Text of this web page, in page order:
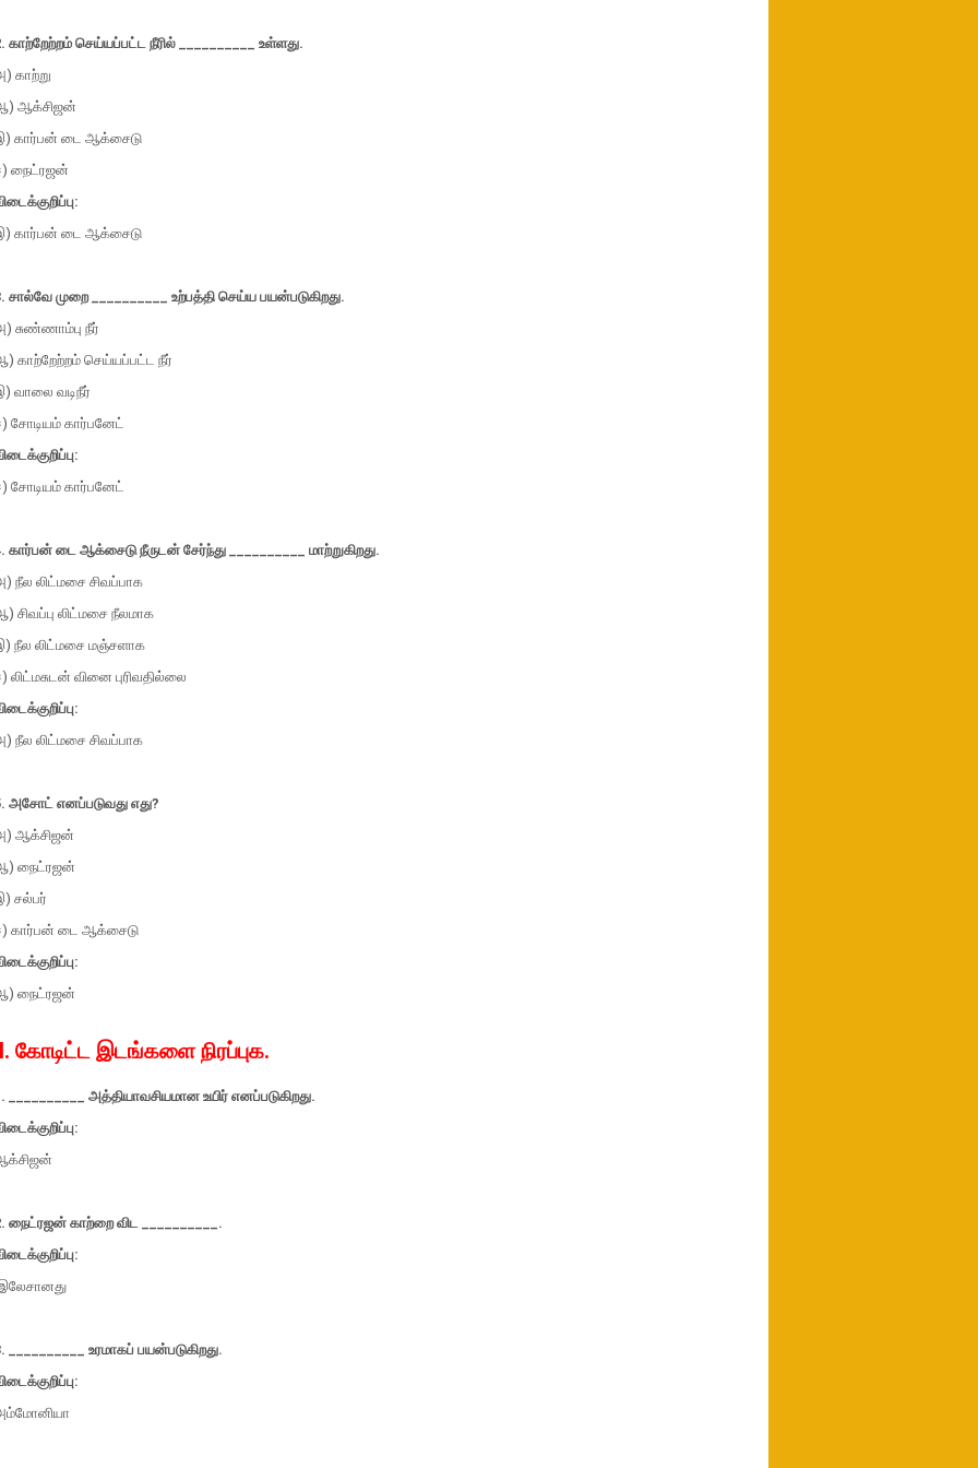
காற்றேற்றம் செய்யப்பட்ட நீரில் __________ உள்ளது.
காற்று
ஆக்சிஜன்
கார்பன் டை ஆக்சைடு
நைட்ரஜன்
கார்பன் டை ஆக்சைடு
சால்வே முறை __________ உற்பத்தி செய்ய பயன்படுகிறது.
சுண்ணாம்பு நீர்
காற்றேற்றம் செய்யப்பட்ட நீர்
வாலை வடிநீர்
சோடியம் கார்பனேட்
சோடியம் கார்பனேட்
கார்பன் டை ஆக்சைடு நீருடன் சேர்ந்து __________ மாற்றுகிறது.
நீல லிட்மசை சிவப்பாக
சிவப்பு லிட்மசை நீலமாக
நீல லிட்மசை மஞ்சளாக
லிட்மசுடன் வினை புரிவதில்லை
நீல லிட்மசை சிவப்பாக
அசோட் எனப்படுவது எது?
ஆக்சிஜன்
நைட்ரஜன்
சல்பர்
கார்பன் டை ஆக்சைடு
நைட்ரஜன்
கோடிட்ட இடங்களை நிரப்புக.
__________ அத்தியாவசியமான உயிர் எனப்படுகிறது.
நைட்ரஜன் காற்றை விட __________.
__________ உரமாகப் பயன்படுகிறது.